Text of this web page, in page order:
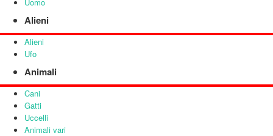
Alieni
Alieni
Ufo
Animali
Cani
Gatti
Uccelli
Animali vari